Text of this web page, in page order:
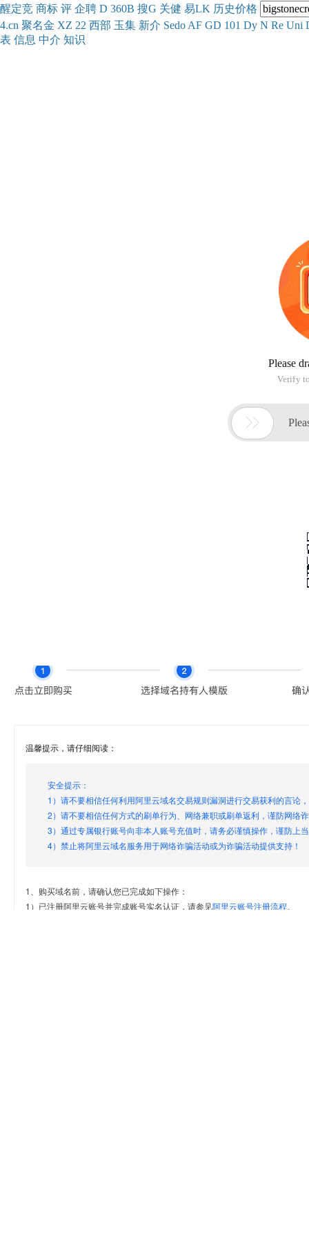
醒定竞 商标 评 企聘 D 360B 搜G 关健 易LK 历史价格
4.cn 聚名金 XZ 22 西部 玉集 新介 Sedo AF GD 101 Dy N Re Uni
表 信息 中介 知识